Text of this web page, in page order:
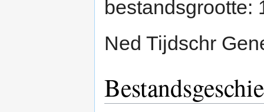
bestandsgrootte:
Ned Tijdschr